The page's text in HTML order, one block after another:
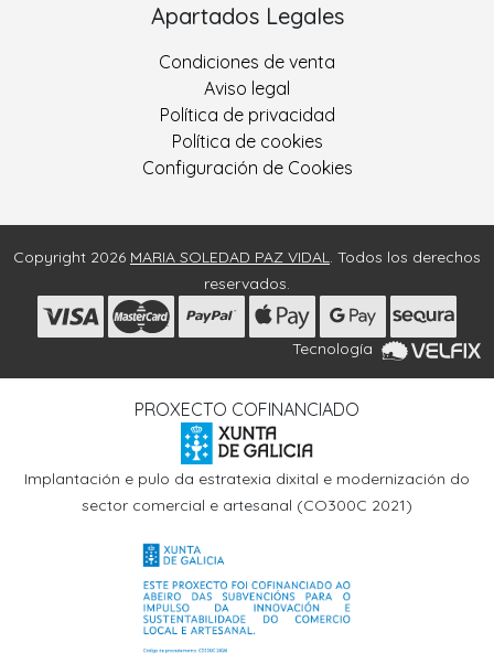
Apartados Legales
Condiciones de venta
Aviso legal
Política de privacidad
Política de cookies
Configuración de Cookies
Copyright 2026 MARIA SOLEDAD PAZ VIDAL
. Todos los derechos
reservados.
Tecnología
PROXECTO COFINANCIADO
Implantación e pulo da estratexia dixital e modernización do
sector comercial e artesanal (CO300C 2021)